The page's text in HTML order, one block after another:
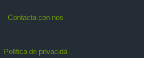
Contacta con nos
Política de privacidá